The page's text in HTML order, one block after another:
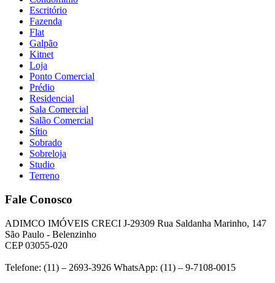
Escritório
Fazenda
Flat
Galpão
Kitnet
Loja
Ponto Comercial
Prédio
Residencial
Sala Comercial
Salão Comercial
Sítio
Sobrado
Sobreloja
Studio
Terreno
Fale Conosco
ADIMCO IMÓVEIS CRECI J-29309 Rua Saldanha Marinho, 147
São Paulo - Belenzinho
CEP 03055-020
Telefone: (11) – 2693-3926 WhatsApp: (11) – 9-7108-0015